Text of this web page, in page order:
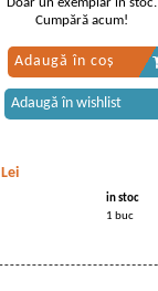
Lei
in stoc
1 buc
Cumpără acum!
Adaugă în coș
Adaugă în wishlist